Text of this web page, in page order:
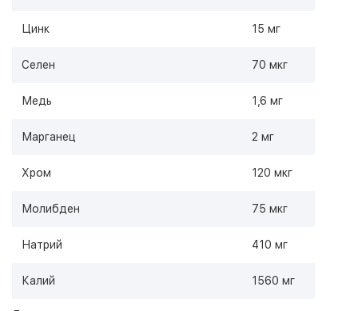
Цинк 15 мг
Селен 70 мкг
Медь 1,6 мг
Марганец 2 мг
Хром 120 мкг
Молибден 75 мкг
Натрий 410 мг
Калий 1560 мг